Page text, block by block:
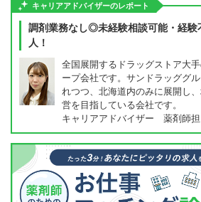
キャリアアドバイザーのレポート
調剤業務なし◎未経験相談可能・経験
人！
全国展開するドラッグストア大
ープ会社です。サンドラッググ
れつつ、北海道内のみに展開し
営を目指している会社です。
キャリアアドバイザー 薬剤師担